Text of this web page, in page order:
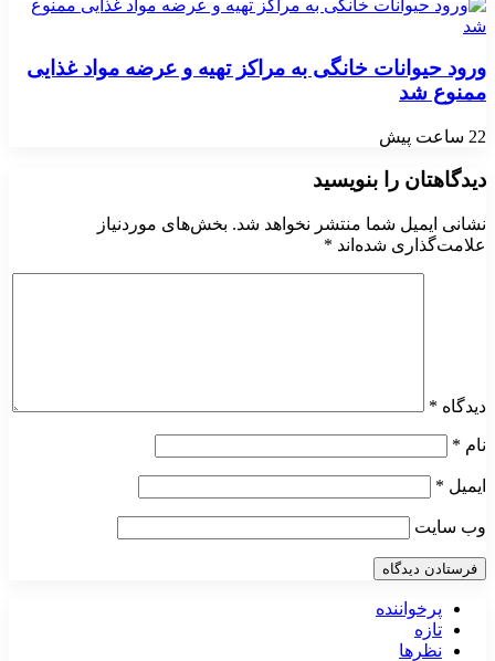
ورود حیوانات خانگی به مراکز تهیه و عرضه مواد غذایی
ممنوع شد
22 ساعت پیش
دیدگاهتان را بنویسید
نشانی ایمیل شما منتشر نخواهد شد. بخش‌های موردنیاز
علامت‌گذاری شده‌اند *
دیدگاه *
نام *
ایمیل *
وب‌ سایت
پرخواننده
تازه
نظرها